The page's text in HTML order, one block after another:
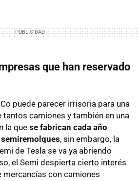
que han reservado
puede parecer irrisoria para una
tantos camiones y también en una
la que se fabrican cada año
, sin embargo, la
de Tesla se va ya abriendo
el Semi despierta cierto interés
con camiones